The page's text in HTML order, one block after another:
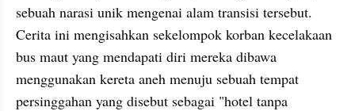
sebuah narasi unik mengenai alam transisi tersebut.
Cerita ini mengisahkan sekelompok korban kecelakaan
bus maut yang mendapati diri mereka dibawa
menggunakan kereta aneh menuju sebuah tempat
persinggahan yang disebut sebagai "hotel tanpa